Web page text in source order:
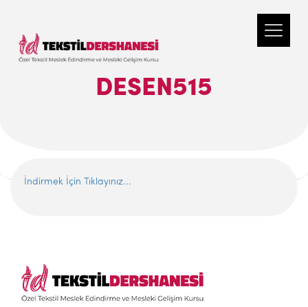
DESEN515
İndirmek İçin Tıklayınız...